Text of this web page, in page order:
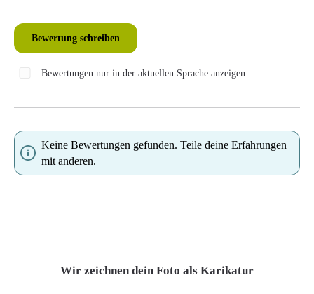
Bewertung schreiben
Bewertungen nur in der aktuellen Sprache anzeigen.
Keine Bewertungen gefunden. Teile deine Erfahrungen
mit anderen.
Wir zeichnen dein Foto als Karikatur